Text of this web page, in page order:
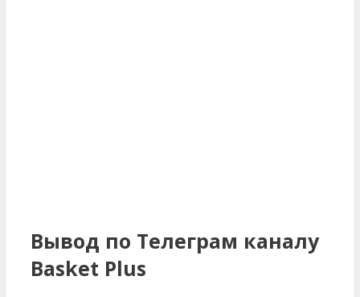
Вывод по Телеграм каналу
Basket Plus